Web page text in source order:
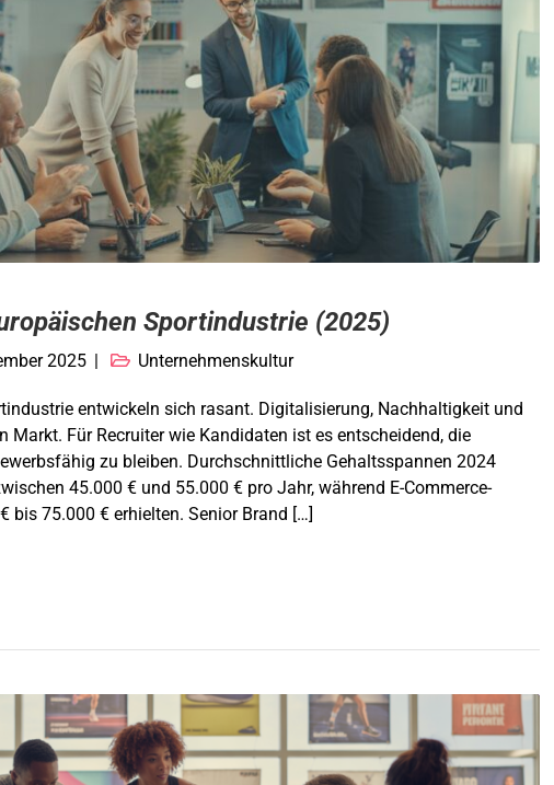
Sportindustrie (2025)
2025 Unternehmenskultur
entwickeln sich rasant. Digitalisierung, Nachhaltigkeit und
Markt. Für Recruiter wie Kandidaten ist es entscheidend, die
zu bleiben. Durchschnittliche Gehaltsspannen 2024
45.000 € und 55.000 € pro Jahr, während E-Commerce-
bis 75.000 € erhielten. Senior Brand […]